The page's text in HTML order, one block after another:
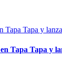
Tapa Tapa y